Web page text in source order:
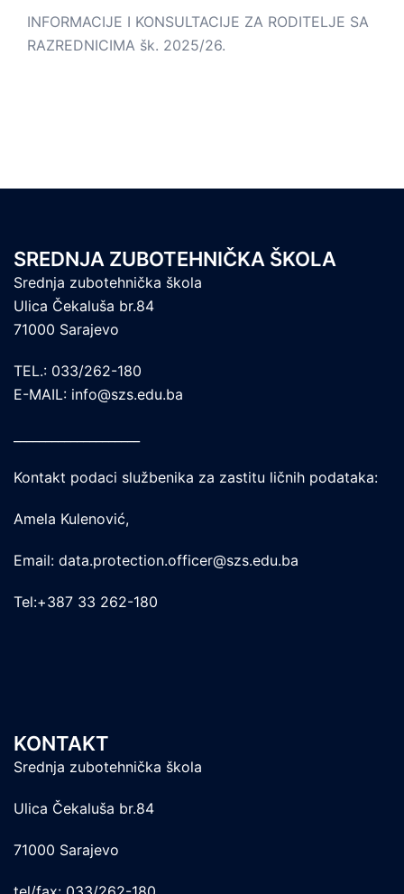
INFORMACIJE I KONSULTACIJE ZA RODITELJE SA
RAZREDNICIMA šk. 2025/26.
SREDNJA ZUBOTEHNIČKA ŠKOLA
Srednja zubotehnička škola
Ulica Čekaluša br.84
71000 Sarajevo
TEL.: 033/262-180
E-MAIL: info@szs.edu.ba
Kontakt podaci službenika za zastitu ličnih podataka:
Amela Kulenović,
Email: data.protection.officer@szs.edu.ba
Tel:+387 33 262-180
KONTAKT
Srednja zubotehnička škola
Ulica Čekaluša br.84
71000 Sarajevo